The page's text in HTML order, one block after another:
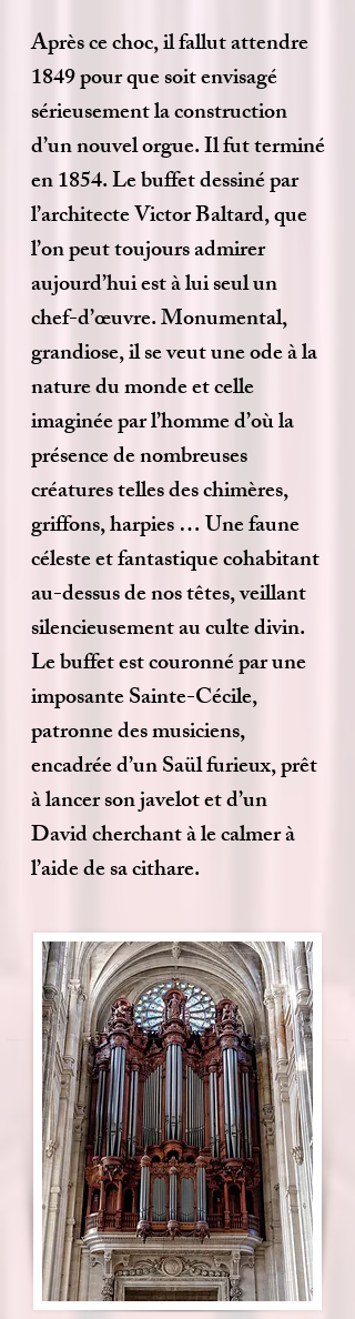
Après ce choc, il fallut attendre
1849 pour que soit envisagé
sérieusement la construction
d’un nouvel orgue. Il fut terminé
en 1854. Le buffet dessiné par
l’architecte Victor Baltard, que
l’on peut toujours admirer
aujourd’hui est à lui seul un
chef-d’œuvre. Monumental,
grandiose, il se veut une ode à la
nature du monde et celle
imaginée par l’homme d’où la
présence de nombreuses
créatures telles des chimères,
griffons, harpies … Une faune
céleste et fantastique cohabitant
au-dessus de nos têtes, veillant
silencieusement au culte divin.
Le buffet est couronné par une
imposante Sainte-Cécile,
patronne des musiciens,
encadrée d’un Saül furieux, prêt
à lancer son javelot et d’un
David cherchant à le calmer à
l’aide de sa cithare.